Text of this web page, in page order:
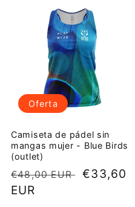
Oferta
Camiseta de pádel sin
mangas mujer - Blue Birds
(outlet)
Precio
habitual
€48,00 EUR
Precio
€33,60
EUR